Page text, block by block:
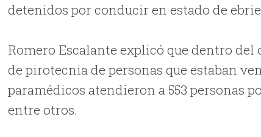
detenidos por conducir en estado de
Romero Escalante explicó que dentro
de pirotecnia de personas que estaban
paramédicos atendieron a 553 personas
entre otros.